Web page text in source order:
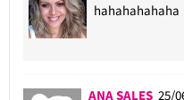
hahahahahaha
ANA SALES 25/